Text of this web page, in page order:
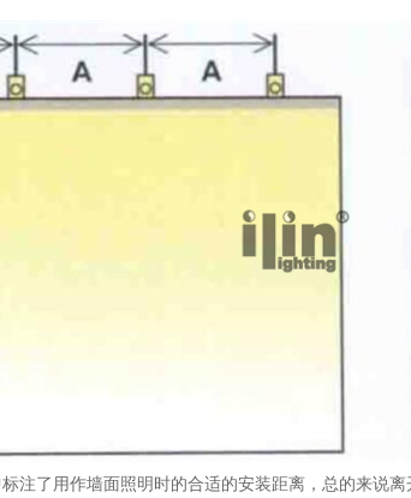
注了用作墙面照明时的合适的安装距离，总的来说